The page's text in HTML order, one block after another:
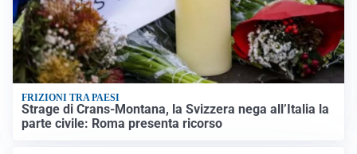
FRIZIONI TRA PAESI
Strage di Crans-Montana, la Svizzera nega all’Italia la
parte civile: Roma presenta ricorso